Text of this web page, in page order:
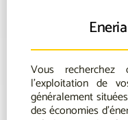
Vous recherchez
l’exploitation de
généralement
des économies